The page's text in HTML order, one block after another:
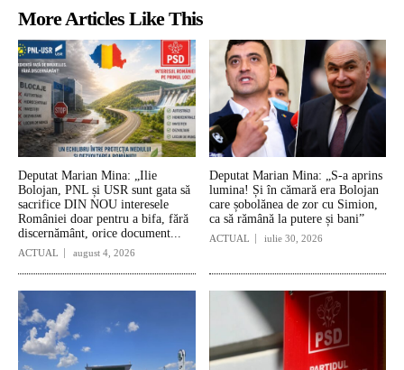
More Articles Like This
Deputat Marian Mina: „Ilie
Bolojan, PNL și USR sunt gata să
sacrifice DIN NOU interesele
României doar pentru a bifa, fără
discernământ, orice document...
ACTUAL august 4, 2026
Deputat Marian Mina: „S-a aprins
lumina! Și în cămară era Bolojan
care șobolănea de zor cu Simion,
ca să rămână la putere și bani”
ACTUAL iulie 30, 2026